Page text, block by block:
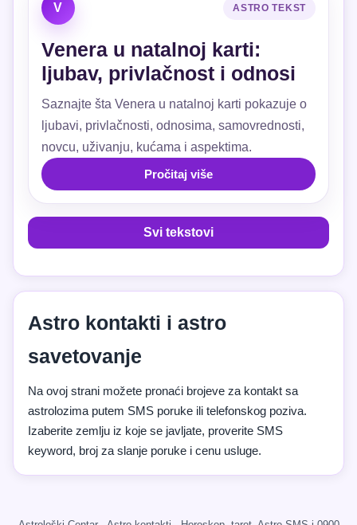
V ASTRO TEKST
Venera u natalnoj karti:
ljubav, privlačnost i odnosi
Saznajte šta Venera u natalnoj karti pokazuje o
ljubavi, privlačnosti, odnosima, samovrednosti,
novcu, uživanju, kućama i aspektima.
Pročitaj više
Svi tekstovi
Astro kontakti i astro
savetovanje
Na ovoj strani možete pronaći brojeve za kontakt sa
astrolozima putem SMS poruke ili telefonskog poziva.
Izaberite zemlju iz koje se javljate, proverite SMS
keyword, broj za slanje poruke i cenu usluge.